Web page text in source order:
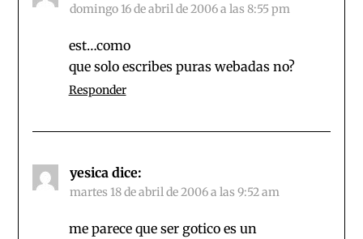
domingo 16 de abril de 2006 a las 8:55 pm
est…como
que solo escribes puras webadas no?
Responder
yesica dice:
martes 18 de abril de 2006 a las 9:52 am
me parece que ser gotico es un